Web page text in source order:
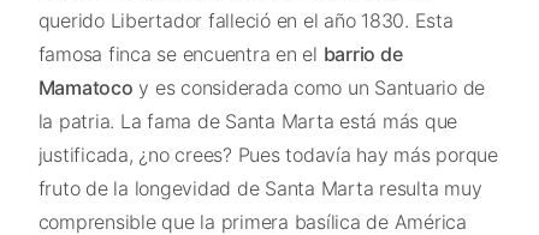
querido Libertador falleció en el año 1830. Esta
famosa finca se encuentra en el barrio de
Mamatoco y es considerada como un Santuario de
la patria. La fama de Santa Marta está más que
justificada, ¿no crees? Pues todavía hay más porque
fruto de la longevidad de Santa Marta resulta muy
comprensible que la primera basílica de América